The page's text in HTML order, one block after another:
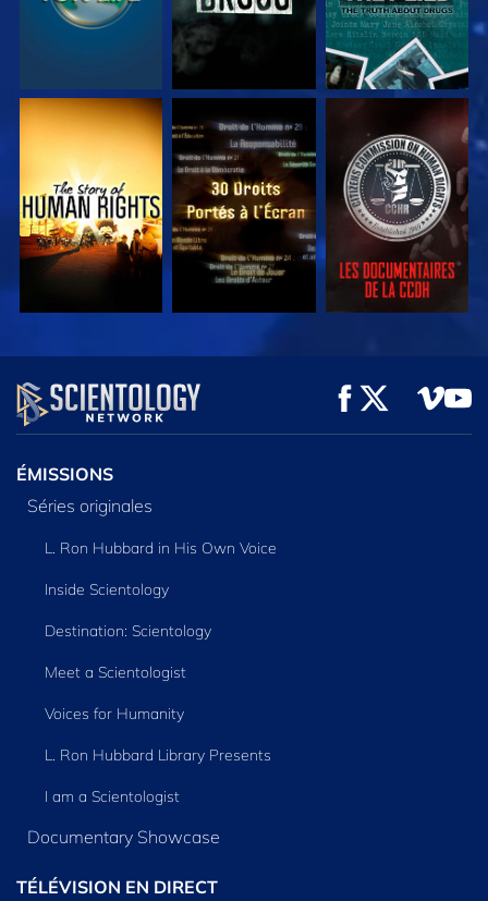
REGARDER REGARDER REGARDER
REGARDER REGARDER
DÉCOUVRIR LES
SÉRIES
ÉMISSIONS
Séries originales
L. Ron Hubbard in His Own Voice
Inside Scientology
Destination: Scientology
Meet a Scientologist
Voices for Humanity
L. Ron Hubbard Library Presents
I am a Scientologist
Documentary Showcase
TÉLÉVISION EN DIRECT